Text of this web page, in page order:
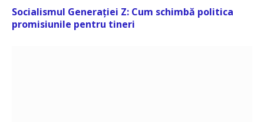
Socialismul Generației Z: Cum schimbă politica
promisiunile pentru tineri